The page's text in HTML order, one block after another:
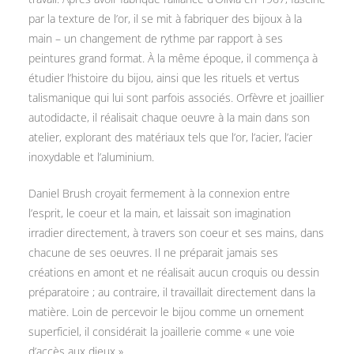
par la texture de l’or, il se mit à fabriquer des bijoux à la
main – un changement de rythme par rapport à ses
peintures grand format. À la même époque, il commença à
étudier l’histoire du bijou, ainsi que les rituels et vertus
talismanique qui lui sont parfois associés. Orfèvre et joaillier
autodidacte, il réalisait chaque oeuvre à la main dans son
atelier, explorant des matériaux tels que l’or, l’acier, l’acier
inoxydable et l’aluminium.
Daniel Brush croyait fermement à la connexion entre
l’esprit, le coeur et la main, et laissait son imagination
irradier directement, à travers son coeur et ses mains, dans
chacune de ses oeuvres. Il ne préparait jamais ses
créations en amont et ne réalisait aucun croquis ou dessin
préparatoire ; au contraire, il travaillait directement dans la
matière. Loin de percevoir le bijou comme un ornement
superficiel, il considérait la joaillerie comme « une voie
d’accès aux dieux ».